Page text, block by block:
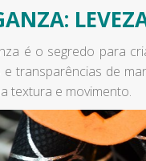
é o segredo para
transparências de
textura e movimento.